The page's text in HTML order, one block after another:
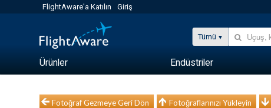
FlightAware'a Katılın Giriş
Tümü
Ürünler Endüstriler
Fotoğraf Gezmeye Geri Dön Fotoğraflarınızı Yükleyin